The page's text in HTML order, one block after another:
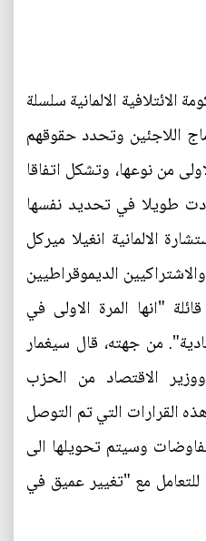
الالمانية سلسلة
اللاجئين وتحدد حقوقهم
من نوعها، وتشكل اتفاقا
طويلا في تحديد نفسها
الالمانية انغيلا ميركل
الديموقراطيين
"انها المرة الاولى في
من جهته، قال سيغمار
الاقتصاد من الحزب
القرارات التي تم التوصل
وسيتم تحويلها الى
مع "تغيير عميق في